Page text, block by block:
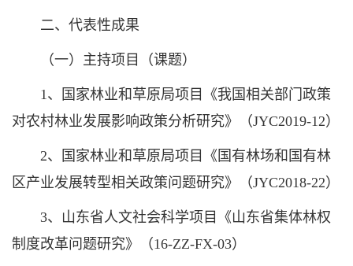
二、代表性成果
（一）主持项目（课题）
1、国家林业和草原局项目《我国相关部门政策
对农村林业发展影响政策分析研究》（JYC2019-12）
2、国家林业和草原局项目《国有林场和国有林
区产业发展转型相关政策问题研究》（JYC2018-22）
3、山东省人文社会科学项目《山东省集体林权
制度改革问题研究》（16-ZZ-FX-03）